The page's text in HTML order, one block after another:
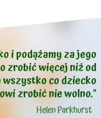
i podążamy za jego
zrobić więcej niż od
co dziecko
zrobić nie wolno."
Helen Parkhurst